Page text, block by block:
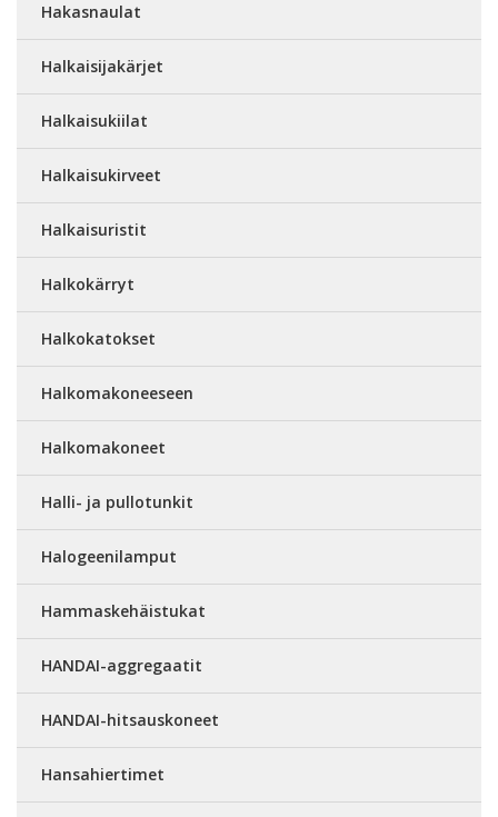
Hakasnaulat
Halkaisijakärjet
Halkaisukiilat
Halkaisukirveet
Halkaisuristit
Halkokärryt
Halkokatokset
Halkomakoneeseen
Halkomakoneet
Halli- ja pullotunkit
Halogeenilamput
Hammaskehäistukat
HANDAI-aggregaatit
HANDAI-hitsauskoneet
Hansahiertimet